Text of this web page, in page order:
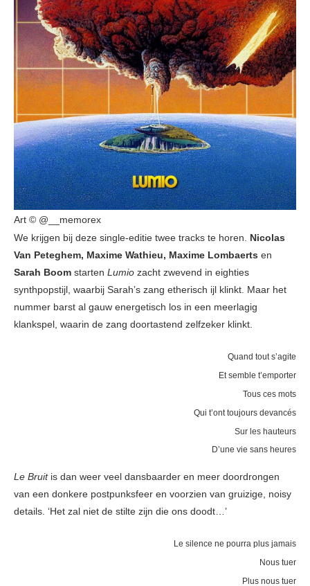
Art © @__memorex
We krijgen bij deze single-editie twee tracks te horen. Nicolas
Van Peteghem, Maxime Wathieu, Maxime Lombaerts en
Sarah Boom starten Lumio zacht zwevend in eighties
synthpopstijl, waarbij Sarah’s zang etherisch ijl klinkt. Maar het
nummer barst al gauw energetisch los in een meerlagig
klankspel, waarin de zang doortastend zelfzeker klinkt.
Quand tout s’agite
Et semble t’emporter
Tous ces mots
Qui t’ont toujours devancés
Sur les hauteurs
D’une vie sans heures
Le Bruit is dan weer veel dansbaarder en meer doordrongen
van een donkere postpunksfeer en voorzien van gruizige, noisy
details. ‘Het zal niet de stilte zijn die ons doodt…’
Le silence ne pourra plus jamais
Nous tuer
Plus nous tuer